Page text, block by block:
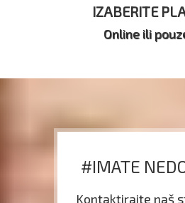
IZABERITE
Online ili
#IMATE
Kontaktirajte naš